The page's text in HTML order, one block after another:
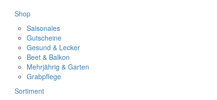
Shop
Saisonales
Gutscheine
Gesund & Lecker
Beet & Balkon
Mehrjährig & Garten
Grabpflege
Sortiment